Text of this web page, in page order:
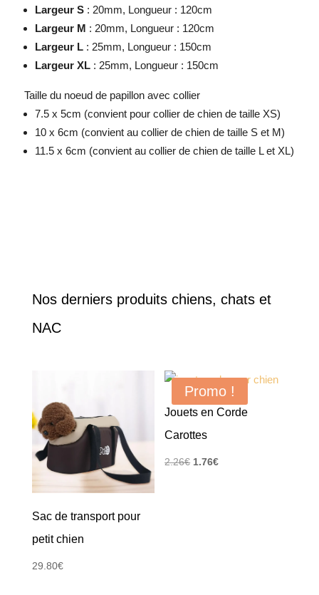
Largeur S: 20mm, Longueur : 120cm
Largeur M : 20mm, Longueur : 120cm
Largeur L: 25mm, Longueur : 150cm
Largeur XL: 25mm, Longueur : 150cm
Taille du noeud de papillon avec collier
7.5 x 5cm (convient pour collier de chiende taille XS)
10 x 6cm (convient au collier de chiende taille S et M)
11.5 x 6cm (convient au collier de chiende taille L et XL)
Nos derniers produits chiens, chats et
NAC
Sac de transport pour
petit chien
29.80€
Promo !
Jouets en Corde
Carottes
2.26€ Le
1.76€Le